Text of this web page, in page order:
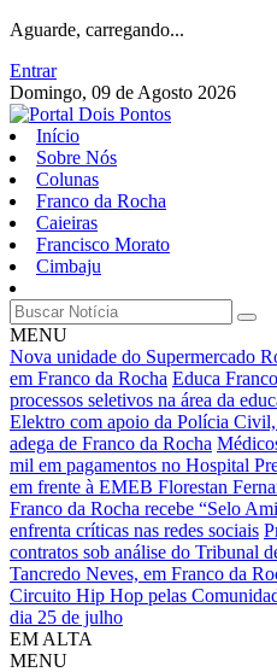
Aguarde, carregando...
Entrar
Domingo, 09 de Agosto 2026
Início
Sobre Nós
Colunas
Franco da Rocha
Caieiras
Francisco Morato
Cimbaju
MENU
Nova unidade do Supermercado
em Franco da Rocha Educa
processos seletivos na área da
Elektro com apoio da Polícia
adega de Franco da Rocha
mil em pagamentos no Hospital
em frente à EMEB Florestan
Franco da Rocha recebe “Selo
enfrenta críticas nas redes sociais
contratos sob análise do Tribunal
Tancredo Neves, em Franco da
Circuito Hip Hop pelas
dia 25 de julho
EM ALTA
MENU